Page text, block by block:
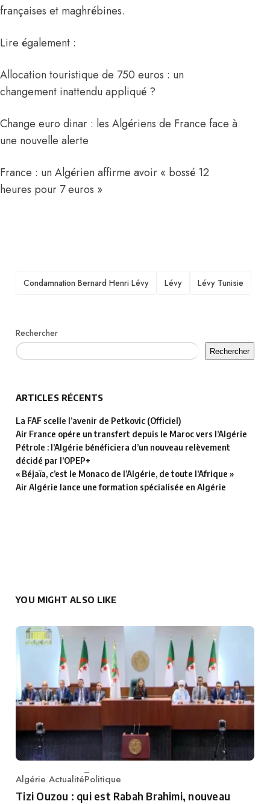
françaises et maghrébines.
Lire également :
Allocation touristique de 750 euros : un
changement inattendu appliqué ?
Change euro dinar : les Algériens de France face à
une nouvelle alerte
France : un Algérien affirme avoir « bossé 12
heures pour 7 euros »
TAGS
Condamnation Bernard Henri Lévy Lévy Lévy Tunisie
Rechercher
Rechercher
ARTICLES RÉCENTS
La FAF scelle l’avenir de Petkovic (Officiel)
Air France opére un transfert depuis le Maroc vers l’Algérie
Pétrole : l’Algérie bénéficiera d’un nouveau relèvement
décidé par l’OPEP+
« Béjaïa, c’est le Monaco de l’Algérie, de toute l’Afrique »
Air Algérie lance une formation spécialisée en Algérie
YOU MIGHT ALSO LIKE
Category
Algérie ActualitéPolitique
Tizi Ouzou : qui est Rabah Brahimi, nouveau